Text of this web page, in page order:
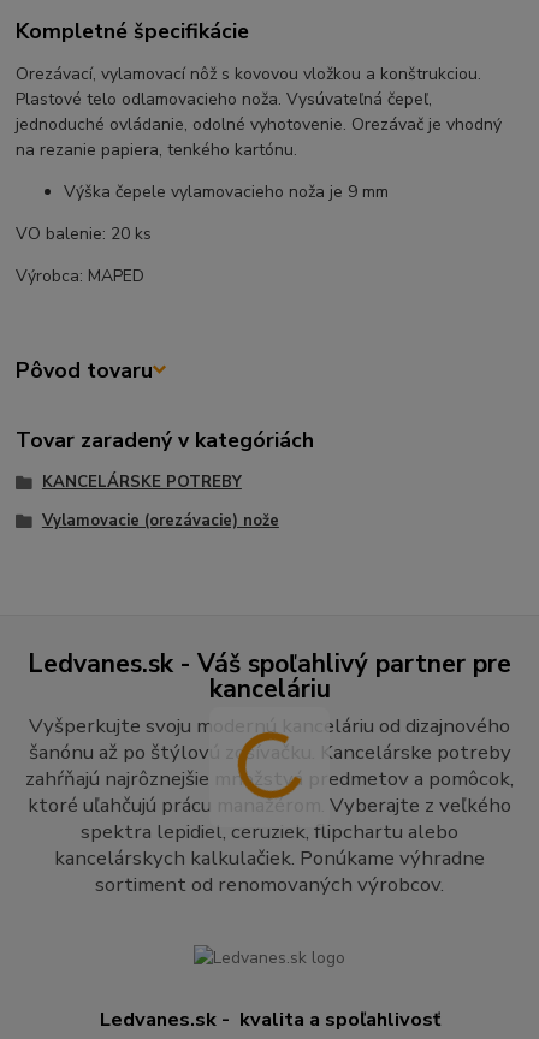
Kompletné špecifikácie
Orezávací, vylamovací nôž s kovovou vložkou a konštrukciou.
Plastové telo odlamovacieho noža. Vysúvateľná čepeľ,
jednoduché ovládanie, odolné vyhotovenie. Orezávač je vhodný
na rezanie papiera, tenkého kartónu.
Výška čepele vylamovacieho noža je 9 mm
VO balenie: 20 ks
Výrobca: MAPED
Pôvod tovaru
Tovar zaradený v kategóriách
KANCELÁRSKE POTREBY
Vylamovacie (orezávacie) nože
Ledvanes.sk - Váš spoľahlivý partner pre
kanceláriu
Vyšperkujte svoju modernú kanceláriu od dizajnového
šanónu až po štýlovú zošívačku. Kancelárske potreby
zahŕňajú najrôznejšie množstvá predmetov a pomôcok,
ktoré uľahčujú prácu manažérom. Vyberajte z veľkého
spektra lepidiel, ceruziek, flipchartu alebo
kancelárskych kalkulačiek. Ponúkame výhradne
sortiment od renomovaných výrobcov.
Ledvanes.sk - kvalita a spoľahlivosť